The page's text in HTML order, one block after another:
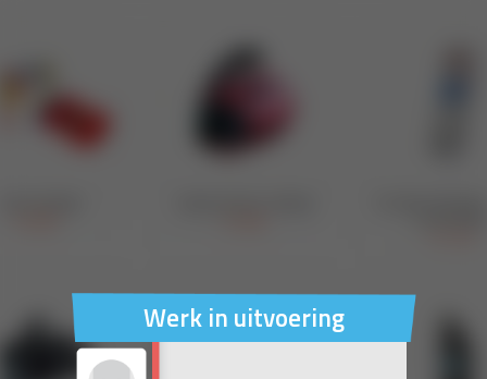
Werk in uitvoering